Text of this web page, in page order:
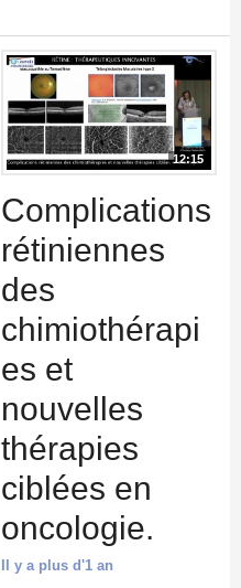
12:15
Complications
rétiniennes
des
chimiothérapi
es et
nouvelles
thérapies
ciblées en
oncologie.
Il y a plus d'1 an